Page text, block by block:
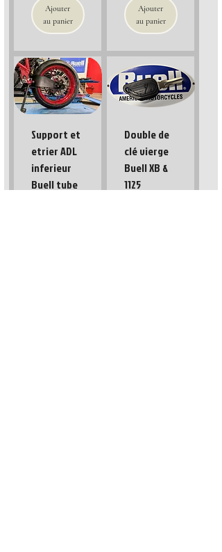
Ajouter
au panier
Ajouter
au panier
Support et
etrier ADL
inferieur
Buell tube
Double de
clé vierge
Buell XB &
1125